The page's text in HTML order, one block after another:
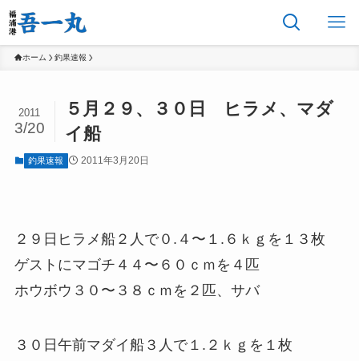
ホーム 釣果速報
５月２９、３０日 ヒラメ、マダ
イ船
2011
3/20
釣果速報 2011年3月20日
２９日ヒラメ船２人で０.４〜１.６ｋｇを１３枚
ゲストにマゴチ４４〜６０ｃｍを４匹
ホウボウ３０〜３８ｃｍを２匹、サバ
３０日午前マダイ船３人で１.２ｋｇを１枚